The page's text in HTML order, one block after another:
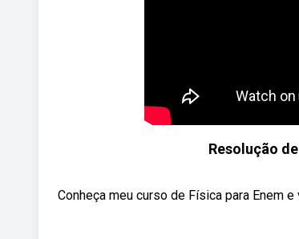
Resolução
Conheça meu curso de Física para Enem